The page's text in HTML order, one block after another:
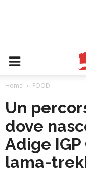
Home FOOD
Un
dove
Adige
lama-